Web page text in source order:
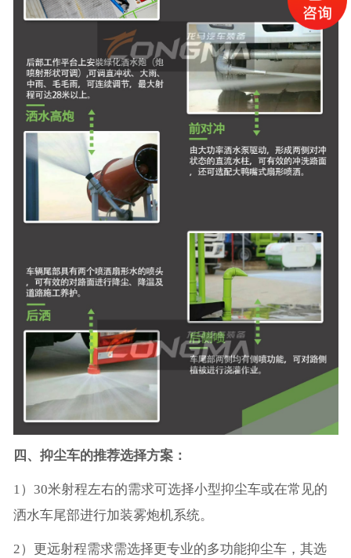
四、抑尘车的推荐选择方案：
1）30米射程左右的需求可选择小型抑尘车或在常见的
洒水车尾部进行加装雾炮机系统。
2）更远射程需求需选择更专业的多功能抑尘车，其选